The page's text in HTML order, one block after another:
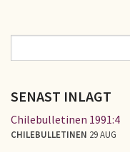
SÖKFORMULÄR
SENAST INLAGT
Chilebulletinen 1991:4
CHILEBULLETINEN 29 AUG